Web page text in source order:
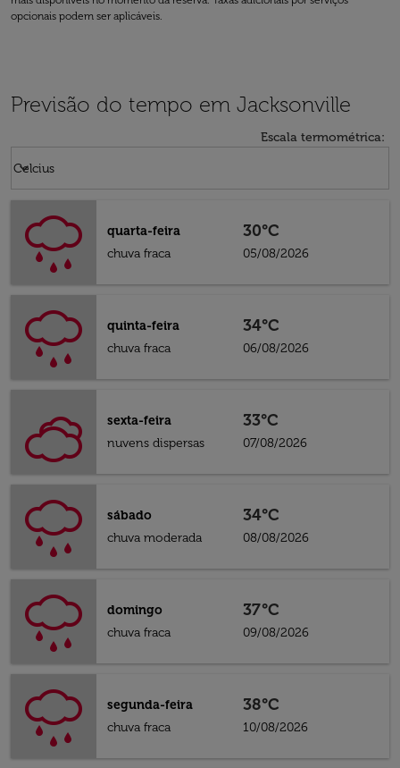
opcionais podem ser aplicáveis.
Previsão do tempo em Jacksonville
Escala termométrica:
Celcius
keyboard_arrow_down
quarta-feira
chuva fraca
30°C
05/08/2026
quinta-feira
chuva fraca
34°C
06/08/2026
sexta-feira
nuvens dispersas
33°C
07/08/2026
sábado
chuva moderada
34°C
08/08/2026
domingo
chuva fraca
37°C
09/08/2026
segunda-feira
chuva fraca
38°C
10/08/2026